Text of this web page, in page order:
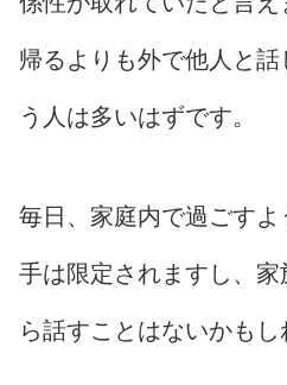
帰るよりも外で他人と
う人は多いはずです。
毎日、家庭内で過ごす
手は限定されますし、
ら話すことはないかもし